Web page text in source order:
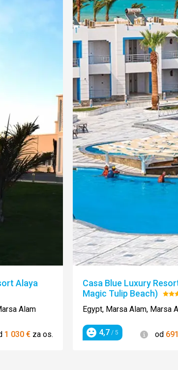
Alaya
Alam
1 030 € za os.
Casa Blue Luxury
Magic Tulip Beach)
5/5
Egypt, Marsa Alam, Marsa
Hodnotenie
4,7 / 5 od 691